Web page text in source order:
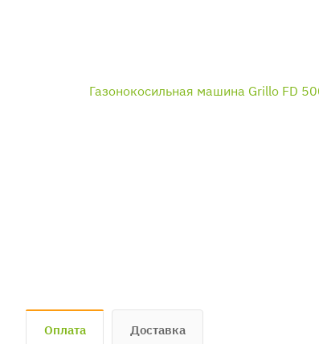
Оплата Доставка